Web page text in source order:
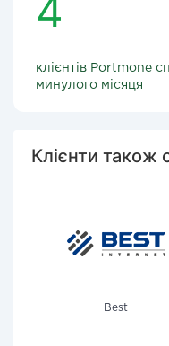
4
клієнтів Portmone
минулого місяця
Клієнти також
Best